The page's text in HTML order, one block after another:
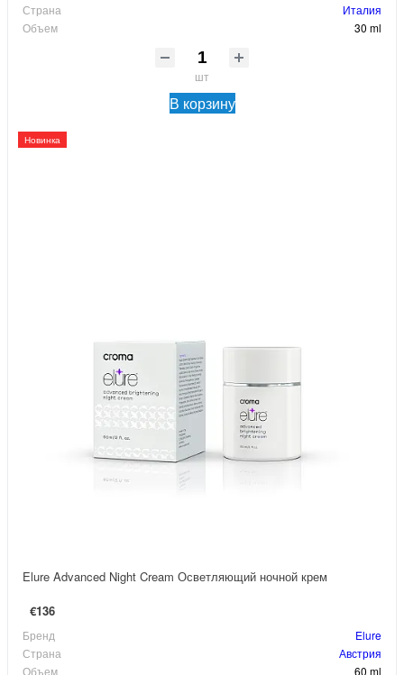
Страна
Италия
Объем
30 ml
шт
В корзину
Новинка
Elure Advanced Night Cream Осветляющий ночной крем
€136
Бренд
Elure
Страна
Австрия
Объем
60 ml